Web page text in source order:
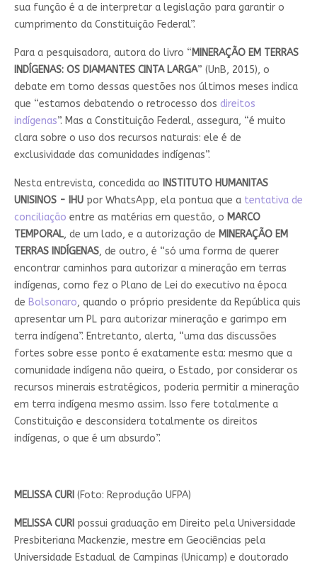
sua função é a de interpretar a legislação para garantir o
cumprimento da Constituição Federal”.
Para a pesquisadora, autora do livro “MINERAÇÃO EM TERRAS
INDÍGENAS: OS DIAMANTES CINTA LARGA” (UnB, 2015), o
debate em torno dessas questões nos últimos meses indica
que “estamos debatendo o retrocesso dos direitos
indígenas”. Mas a Constituição Federal, assegura, “é muito
clara sobre o uso dos recursos naturais: ele é de
exclusividade das comunidades indígenas”.
Nesta entrevista, concedida ao INSTITUTO HUMANITAS
UNISINOS - IHUpor WhatsApp, ela pontua que a tentativa de
conciliação entre as matérias em questão, o MARCO
TEMPORAL, de um lado, e a autorização de MINERAÇÃO EM
TERRAS INDÍGENAS, de outro, é “só uma forma de querer
encontrar caminhos para autorizar a mineração em terras
indígenas, como fez o Plano de Lei do executivo na época
de Bolsonaro, quando o próprio presidente da República quis
apresentar um PL para autorizar mineração e garimpo em
terra indígena”. Entretanto, alerta, “uma das discussões
fortes sobre esse ponto é exatamente esta: mesmo que a
comunidade indígena não queira, o Estado, por considerar os
recursos minerais estratégicos, poderia permitir a mineração
em terra indígena mesmo assim. Isso fere totalmente a
Constituição e desconsidera totalmente os direitos
indígenas, o que é um absurdo”.
MELISSA CURI (Foto: Reprodução UFPA)
MELISSA CURI possui graduação em Direito pela Universidade
Presbiteriana Mackenzie, mestre em Geociências pela
Universidade Estadual de Campinas (Unicamp) e doutorado